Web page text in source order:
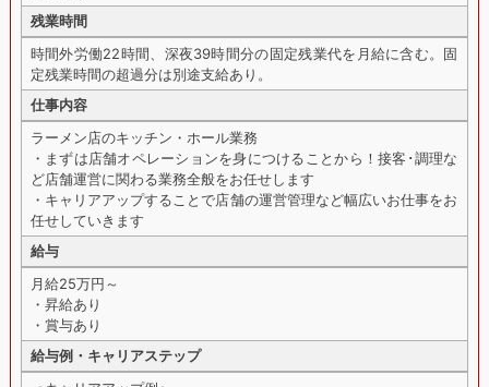
残業時間
時間外労働22時間、深夜39時間分の固定残業代を月給に含む。固
定残業時間の超過分は別途支給あり。
仕事内容
ラーメン店のキッチン・ホール業務
・まずは店舗オペレーションを身につけることから！接客･調理な
ど店舗運営に関わる業務全般をお任せします
・キャリアアップすることで店舗の運営管理など幅広いお仕事をお
任せしていきます
給与
月給25万円～
・昇給あり
・賞与あり
給与例・キャリアステップ